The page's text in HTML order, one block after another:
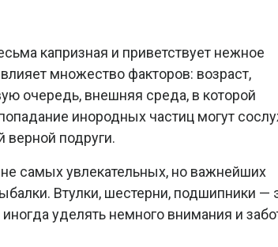
капризная и приветствует нежное
множество факторов: возраст,
очередь, внешняя среда, в которой
инородных частиц могут
верной подруги.
самых увлекательных, но важнейших
Втулки, шестерни, подшипники —
уделять немного внимания и